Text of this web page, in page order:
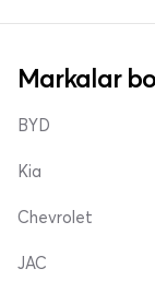
Markalar
BYD
Kia
Chevrolet
JAC